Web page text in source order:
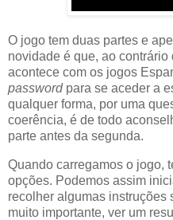
O jogo tem duas partes e
novidade é que, ao
acontece com os jogos
passwordpara se aceder a
qualquer forma, por uma
coerência, é de todo
parte antes da segunda.
Quando carregamos o jogo,
opções. Podemos assim
recolher algumas instruções
muito importante, ver um